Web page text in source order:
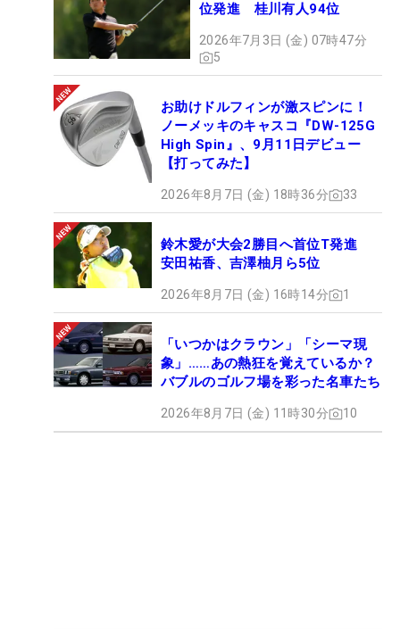
位発進 桂川有人94位
2026年7月3日 (金) 07時47分
5
お助けドルフィンが激スピンに！
ノーメッキのキャスコ『DW-125G
High Spin』、9月11日デビュー
【打ってみた】
2026年8月7日 (金) 18時36分 33
鈴木愛が大会2勝目へ首位T発進
安田祐香、吉澤柚月ら5位
2026年8月7日 (金) 16時14分 1
「いつかはクラウン」「シーマ現
象」……あの熱狂を覚えているか？
バブルのゴルフ場を彩った名車たち
2026年8月7日 (金) 11時30分 10